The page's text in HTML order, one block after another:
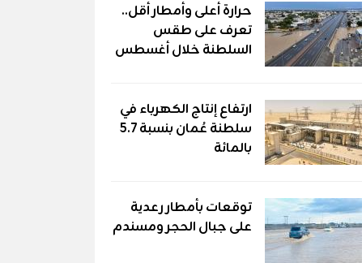
حرارة أعلى وأمطار أقل..
تعرف على طقس
السلطنة خلال أغسطس
ارتفاع إنتاج الكهرباء في
سلطنة عُمان بنسبة 5.7
بالمائة
توقعات بأمطار رعدية
على جبال الحجر ومسندم